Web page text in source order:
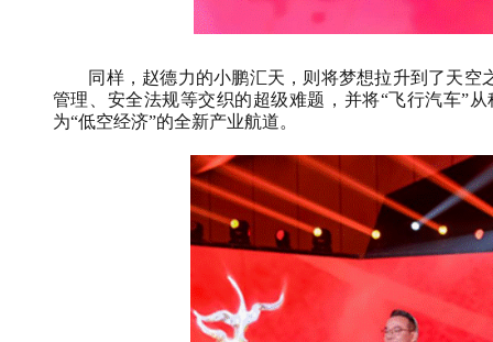
同样，赵德力的小鹏汇天，则将梦想拉升到了天
管理、安全法规等交织的超级难题，并将“飞行汽车”
为“低空经济”的全新产业航道。